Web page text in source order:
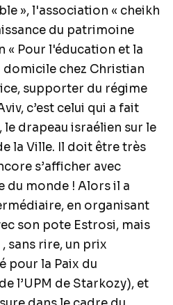
», l'association « cheikh
du patrimoine
« Pour l'éducation et la
domicile chez Christian
supporter du régime
c’est celui qui a fait
drapeau israélien sur le
la Ville. Il doit être très
s’afficher avec
du monde ! Alors il a
en organisant
son pote Estrosi, mais
sans rire, un prix
pour la Paix du
l’UPM de Starkozy), et